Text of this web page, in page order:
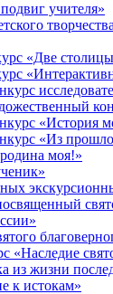
учителя»
«Две
«История
«Из
моя!»
«Наследие
из жизни
к истокам»